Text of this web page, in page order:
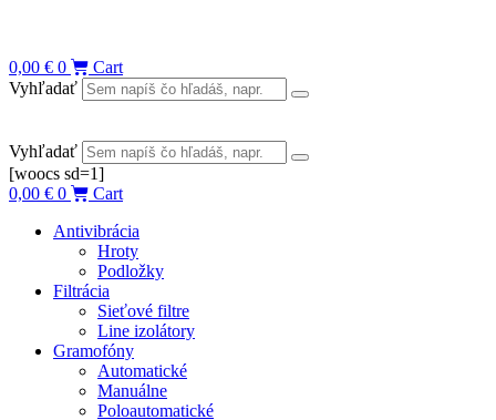
0,00 € 0
Cart
Vyhľadať
Vyhľadať
[woocs sd=1]
0,00 € 0
Cart
Antivibrácia
Hroty
Podložky
Filtrácia
Sieťové filtre
Line izolátory
Gramofóny
Automatické
Manuálne
Poloautomatické